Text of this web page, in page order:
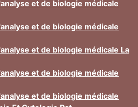
et de biologie médicale
et de biologie médicale
et de biologie médicale La
et de biologie médicale
et de biologie médicale